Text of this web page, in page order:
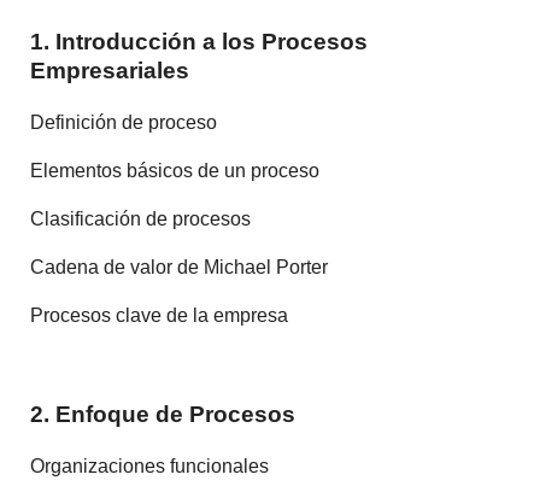
1. Introducción a los Procesos
Empresariales
Definición de proceso
Elementos básicos de un proceso
Clasificación de procesos
Cadena de valor de Michael Porter
Procesos clave de la empresa
2. Enfoque de Procesos
Organizaciones funcionales